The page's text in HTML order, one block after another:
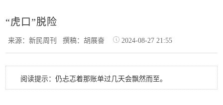
“虎口”脱险
来源：新民周刊撰稿：胡展奋 2024-08-27 21:55
阅读提示：仍忐忑着那账单过几天会飘然而至。